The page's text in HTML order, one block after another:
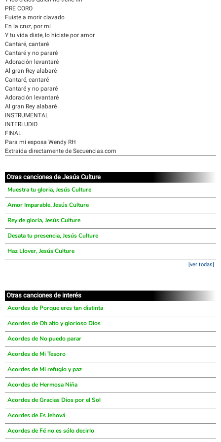
PRE CORO
Fuiste a morir clavado
En la cruz, por mí
Y tu vida diste, lo hiciste por amor
Cantaré, cantaré
Cantaré y no pararé
Adoración levantaré
Al gran Rey alabaré
Cantaré, cantaré
Cantaré y no pararé
Adoración levantaré
Al gran Rey alabaré
INSTRUMENTAL
INTERLUDIO
FINAL
Para mi esposa Wendy RH
Extraída directamente de Secuencias.com
Otras canciones de Jesús Culture
Muestra tu gloria, Jesús Culture
Amor Imparable, Jesús Culture
Rey de gloria, Jesús Culture
Desata tu presencia, Jesús Culture
Haz Llover, Jesús Culture
[ver todas]
Otras canciones de interés
Acordes de Porque eres tan distinta
Acordes de Oh alto y glorioso Dios
Acordes de No puedo parar
Acordes de Mi Tesoro
Acordes de Mi refugio y paz
Acordes de Hermosa Niña
Acordes de Gracias Dios por el Sol
Acordes de Es Jehová
Acordes de Fé no es sólo decirlo